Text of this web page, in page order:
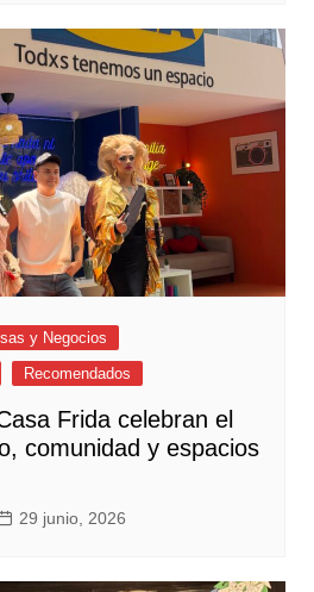
y Negocios
Recomendados
Frida celebran el
comunidad y espacios
29 junio, 2026